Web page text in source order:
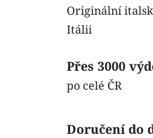
Originální
Itálii
Přes 3000
po celé ČR
Doručení do